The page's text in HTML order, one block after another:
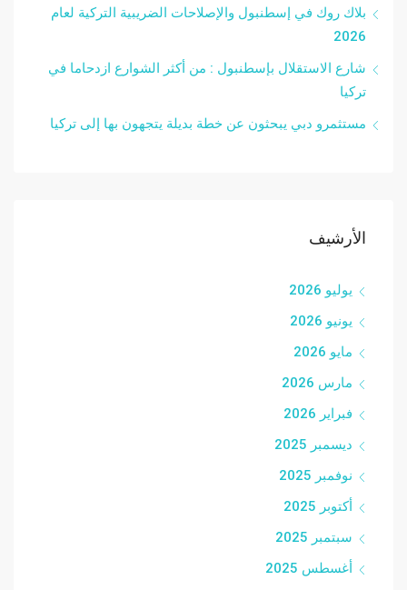
بلاك روك في إسطنبول والإصلاحات الضريبية التركية لعام
2026
شارع الاستقلال بإسطنبول : من أكثر الشوارع ازدحاما في
تركيا
مستثمرو دبي يبحثون عن خطة بديلة يتجهون بها إلى تركيا
الأرشيف
يوليو 2026
يونيو 2026
مايو 2026
مارس 2026
فبراير 2026
ديسمبر 2025
نوفمبر 2025
أكتوبر 2025
سبتمبر 2025
أغسطس 2025